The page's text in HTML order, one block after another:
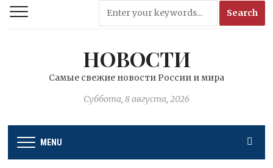
НОВОСТИ
Самые свежие новости России и мира
Суббота, 8 августа, 2026
MENU